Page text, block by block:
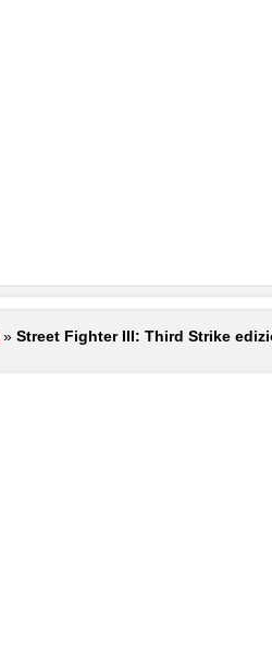
» Street Fighter III: Third Strike